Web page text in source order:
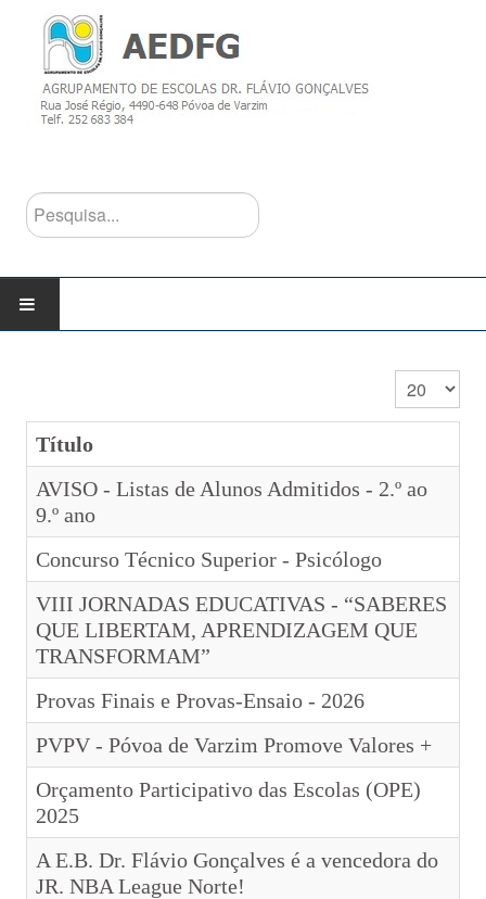
Pesquisa...
Escolas do Agrupamento
Órgãos de Gestão
Documentos Orientadores
Regulamento Interno
Projeto Educativo
Critérios de Avaliação
Plano 21|23 Escola+
Qtd. a
Título
AVISO - Listas de Alunos Admitidos - 2.º ao
9.º ano
Concurso Técnico Superior - Psicólogo
VIII JORNADAS EDUCATIVAS - “SABERES
QUE LIBERTAM, APRENDIZAGEM QUE
TRANSFORMAM”
Provas Finais e Provas-Ensaio - 2026
PVPV - Póvoa de Varzim Promove Valores +
Orçamento Participativo das Escolas (OPE)
2025
A E.B. Dr. Flávio Gonçalves é a vencedora do
JR. NBA League Norte!